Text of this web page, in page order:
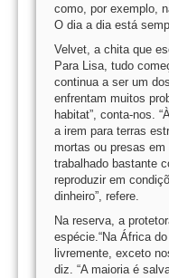
como, por exemplo,
O dia a dia está
Velvet, a chita que
Para Lisa, tudo
continua a ser um
enfrentam muitos
habitat”, conta-nos.
a irem para terras
mortas ou presas
trabalhado bastante
reproduzir em
dinheiro”, refere.
Na reserva, a
espécie.“Na África
livremente, exceto
diz. “A maioria é